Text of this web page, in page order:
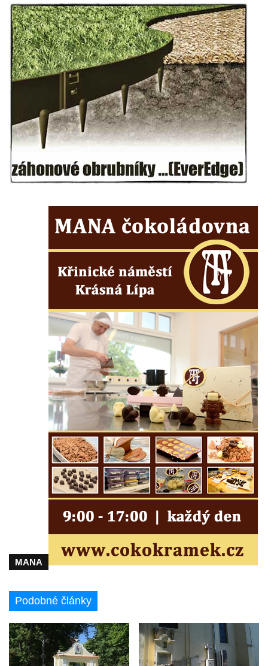
hřbitově v Lužci nad Vltavou
Hrob Aloise Ptáčka na hřbitově v Lužci nad
Vltavou
Hrob Antonína Kostky na hřbitově v Lužci
nad Vltavou
Hrob Josefa Mikyny na hřbitově v Lužci nad
Vltavou
Hrob rodiny Zilcher na hřbitově v Hrobčicích
Hrob Josefa Sýkory na hřbitově v Dobříni
Hrob Antonína Svobody na hřbitově v
Dobříni
Hrob Josefa Zemana na hřbitově v Dobříni
hřbitově v Dobříni
Hrob rodiny Prosche na hřbitově v Lužici
Hrob rodiny Žemličkovy na hřbitově v Lužici
Hrob Emmy Veidl na hřbitově v Lužici
Hrob rodiny Tropschuh na hřbitově v Lužici
Hrob faráře Josef Ottla na hřbitově v
Kozlech
Hrob rodiny Cífkovy na hřbitově v Kozlech
Hrobka rodiny Fuchs u papírny v České
Kamenici
Hrob Zdeňka Nedvěda na hřbitově ve
Sloupu v Čechách
Hrob Ferdinanda Břetislava Mikovce na
hřbitově ve Sloupu v Čechách
Hrob rodiny Haina na hřbitově v Krásné u
Pěnčína
Hrob rodiny Hübner na hřbitově v Krásné u
Pěnčína
Hrob rodiny Kundlatsch-Lucke na hřbitově v
Hrob Jana Kačera na hřbitově v Želkovicích
Hrob Friedricha Hoffmanna na hřbitově v
Šumburku nad Desnou – Tanvaldu
Hrob rodiny Dulde na hřbitově v Šumburku
MANA
Podobné články